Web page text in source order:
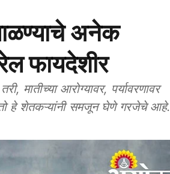
अनेक
फायदेशीर
आरोग्यावर, पर्यावरणावर
हे शेतकऱ्यांनी समजून घेणे गरजेचे आहे.